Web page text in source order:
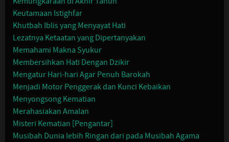
Keutamaan Istighfar
Khutbah Iblis yang Menyayat Hati
Lezatnya Ketaatan yang Dipertanyakan
Memahami Makna Syukur
Membersihkan Hati Dengan Dzikir
Mengatur Hari-hari Agar Penuh Barokah
Menjadi Motor Penggerak dan Kunci Kebaikan
Menyongsong Kematian
Merahasiakan Amalan
Misteri Kematian [Pengantar]
Musibah Dunia lebih Ringan dari pada Musibah Agama